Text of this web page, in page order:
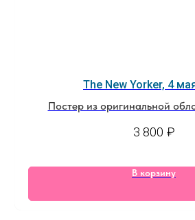
The New Yorker, 4
Постер из оригинальной
3 800 ₽
В корзину